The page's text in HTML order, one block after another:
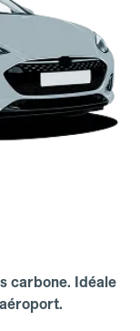
carbone. Idéale